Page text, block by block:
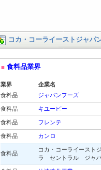
コカ・コーライーストジャ
食料品業界
業界 企業名
食料品
ジャパンフーズ
食料品
キユーピー
食料品
フレンテ
食料品
カンロ
食料品
コカ・コーライースト
ラ セントラル ジャパ